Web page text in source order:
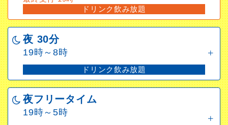
ドリンク飲み放題
夜 30分
19時～8時
ドリンク飲み放題
夜フリータイム
19時～5時